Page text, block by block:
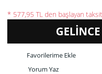
* 577,95 TL den başlayan
Yorum Yaz